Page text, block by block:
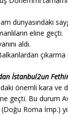
dünyasındaki
eline geçti.
aldı.
İstanbul2un
önemli kara ve
geçti. Bu durum
Roma İmp.)